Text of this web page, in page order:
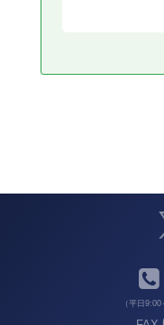
（平日